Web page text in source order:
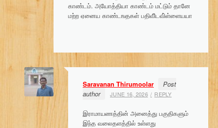
i
காண்டம். அயோத்தியா காண்டம் மட்டும் தானே
மற்ற ஏனைய காண்டஙதகள் பதிவீிடவி்ள்ளையயா
Saravanan Thirumoolar
Post
author
JUNE 16, 2026 REPLY
இராமாயணத்தின் அனைத்து பகுதிகளும்
இந்த வலைதளத்தில் உள்ளது